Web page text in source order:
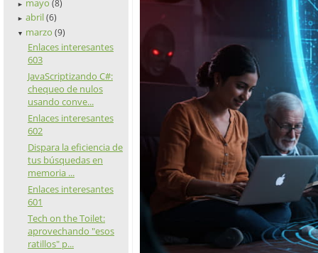
► (8)
► abril (6)
▼ marzo (9)
Enlaces interesantes
603
JavaScriptizando C#:
chequeo de nulos
usando conve...
Enlaces interesantes
602
Dispara la eficiencia de
tus búsquedas en
memoria ...
Enlaces interesantes
601
Tech on the Toilet:
aprovechando "esos
ratillos" p...